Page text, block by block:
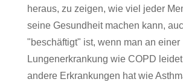
heraus, zu zeigen, wie viel jeder
seine Gesundheit machen kann,
"beschäftigt" ist, wenn man an einer
Lungenerkrankung wie COPD
andere Erkrankungen hat wie